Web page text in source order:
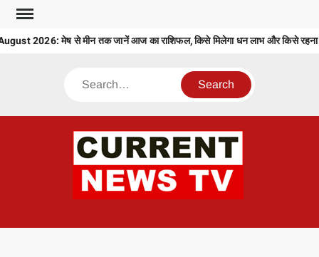
Skip
content
2026: मेष से मीन तक जानें आज का राशिफल, किसे मिलेगा धन लाभ और किसे रहना
Search